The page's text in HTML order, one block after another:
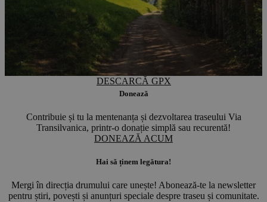
DESCARCĂ GPX
Donează
Contribuie și tu la mentenanța și dezvoltarea traseului Via
Transilvanica, printr-o donație simplă sau recurentă!
DONEAZĂ ACUM
Hai să ținem legătura!
Mergi în direcția drumului care unește! Abonează-te la newsletter
pentru știri, povești și anunțuri speciale despre traseu și comunitate.